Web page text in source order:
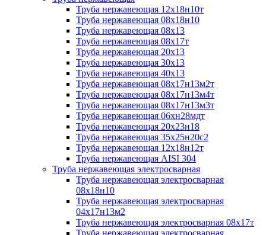
Труба нержавеющая 12х18н10т
Труба нержавеющая 08х18н10
Труба нержавеющая 08х13
Труба нержавеющая 08х17т
Труба нержавеющая 20х13
Труба нержавеющая 30х13
Труба нержавеющая 40х13
Труба нержавеющая 08х17н13м2т
Труба нержавеющая 08х17н13м4т
Труба нержавеющая 08х17н13м3т
Труба нержавеющая 06хн28мдт
Труба нержавеющая 20х23н18
Труба нержавеющая 35х25н20с2
Труба нержавеющая 12х18н12т
Труба нержавеющая AISI 304
Труба нержавеющая электросварная
Труба нержавеющая электросварная
08х18н10
Труба нержавеющая электросварная
04х17н13м2
Труба нержавеющая электросварная 08х17т